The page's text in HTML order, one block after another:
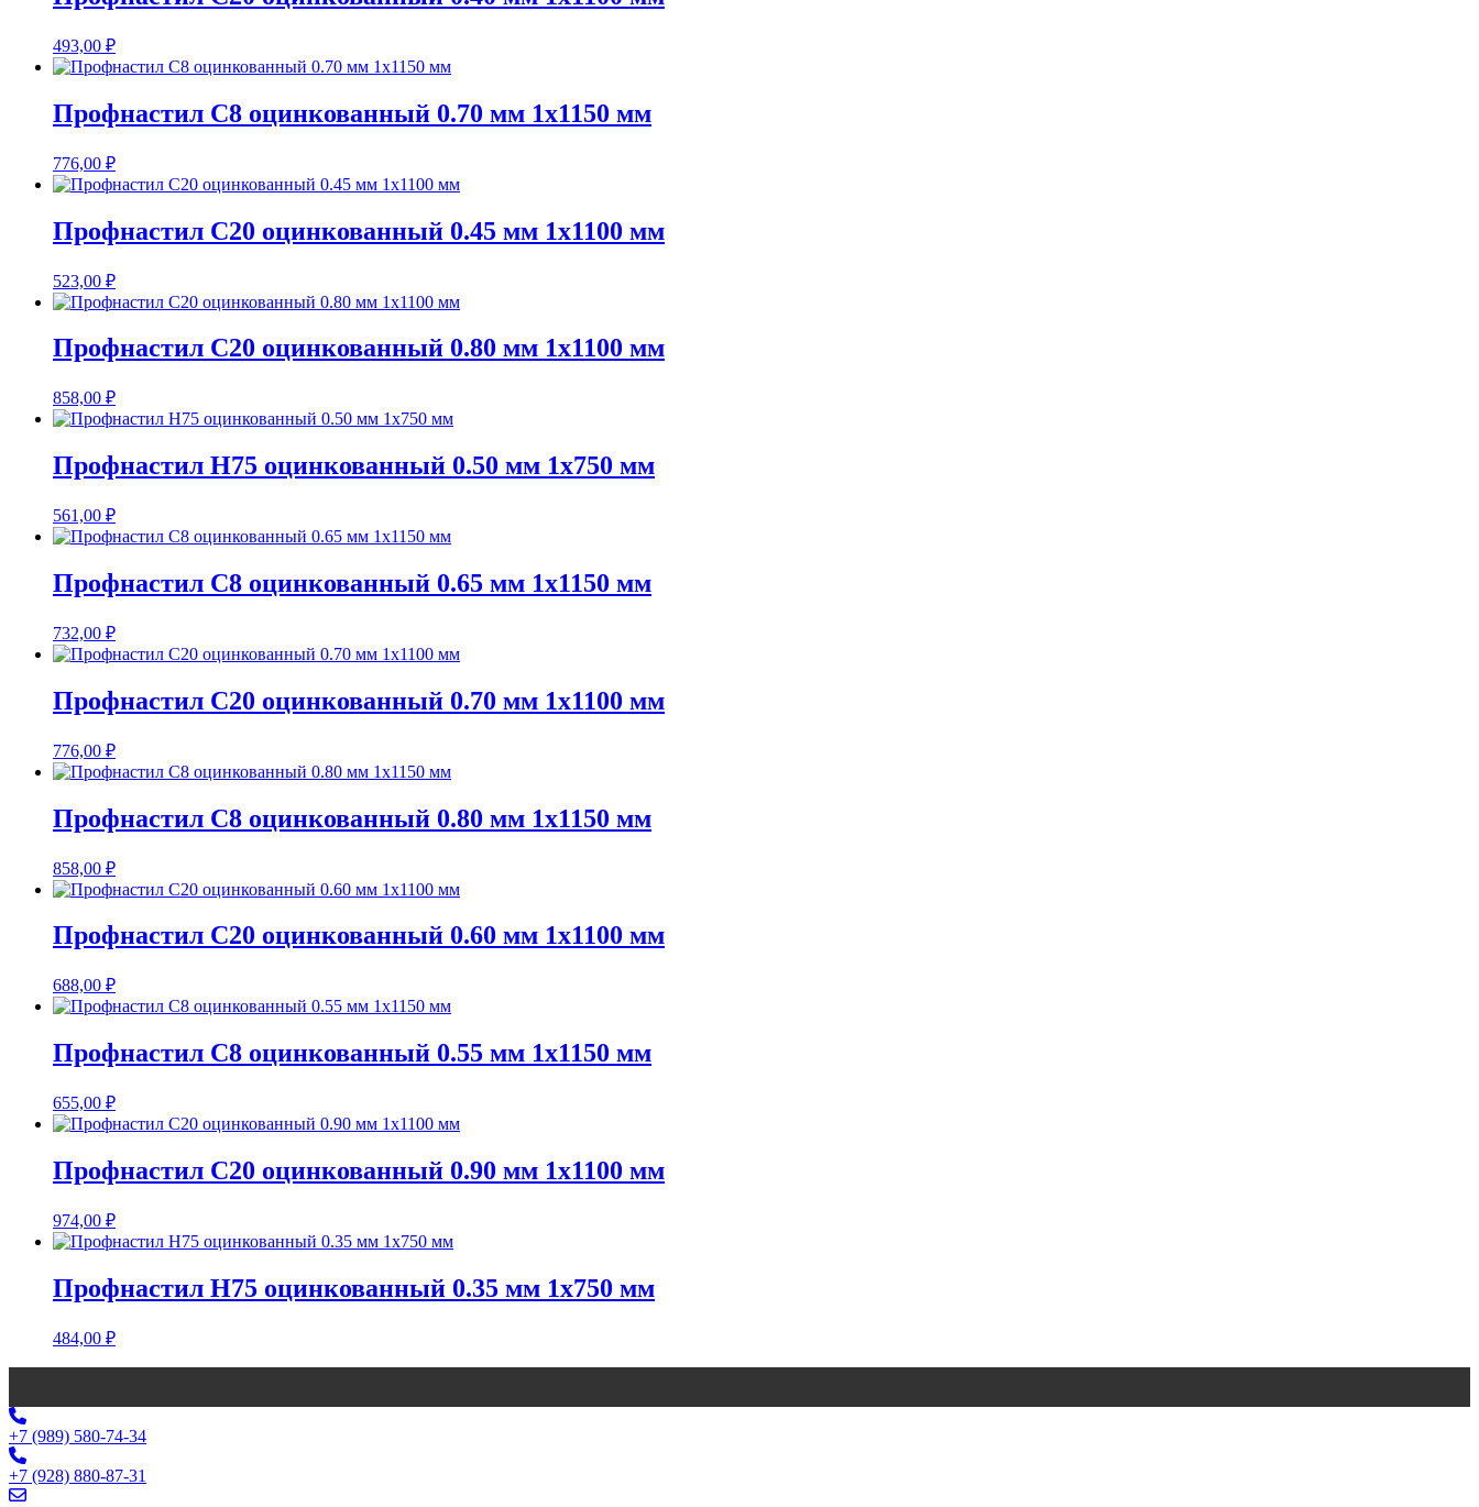
493,00 ₽
Профнастил С8 оцинкованный 0.70 мм 1х1150 мм
776,00 ₽
Профнастил С20 оцинкованный 0.45 мм 1х1100 мм
523,00 ₽
Профнастил С20 оцинкованный 0.80 мм 1х1100 мм
858,00 ₽
Профнастил Н75 оцинкованный 0.50 мм 1х750 мм
561,00 ₽
Профнастил С8 оцинкованный 0.65 мм 1х1150 мм
732,00 ₽
Профнастил С20 оцинкованный 0.70 мм 1х1100 мм
776,00 ₽
Профнастил С8 оцинкованный 0.80 мм 1х1150 мм
858,00 ₽
Профнастил С20 оцинкованный 0.60 мм 1х1100 мм
688,00 ₽
Профнастил С8 оцинкованный 0.55 мм 1х1150 мм
655,00 ₽
Профнастил С20 оцинкованный 0.90 мм 1х1100 мм
974,00 ₽
Профнастил Н75 оцинкованный 0.35 мм 1х750 мм
484,00 ₽
+7 (989) 580-74-34
+7 (928) 880-87-31